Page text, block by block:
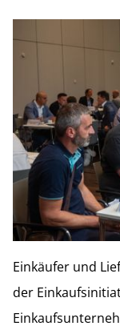
Einkäufer und
der